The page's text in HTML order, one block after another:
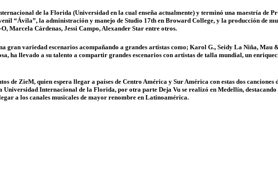
de la Florida (Universidad en la cual enseña actualmente) y terminó una maestría de
“Ávila”, la administración y manejo de Studio 17th en Broward College, y la producción de
Marcela Cárdenas, Jessi Campo, Alexander Star entre otros.
gran variedad escenarios acompañando a grandes artistas como; Karol G., Seidy La Niña,
ha llevado a su talento a compartir grandes escenarios con artistas de talla mundial, un
de ZieM, quien espera llegar a países de Centro América y Sur América con estas dos
Universidad Internacional de la Florida, por otra parte Deja Vu se realizó en Medellín,
a los canales musicales de mayor renombre en Latinoamérica.